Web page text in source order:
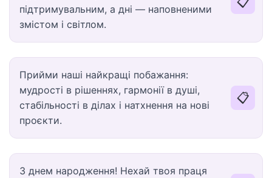
підтримувальним, а дні — наповненими
змістом і світлом.
Прийми наші найкращі побажання:
мудрості в рішеннях, гармонії в душі,
стабільності в ділах і натхнення на нові
проєкти.
📋
З днем народження! Нехай твоя праця